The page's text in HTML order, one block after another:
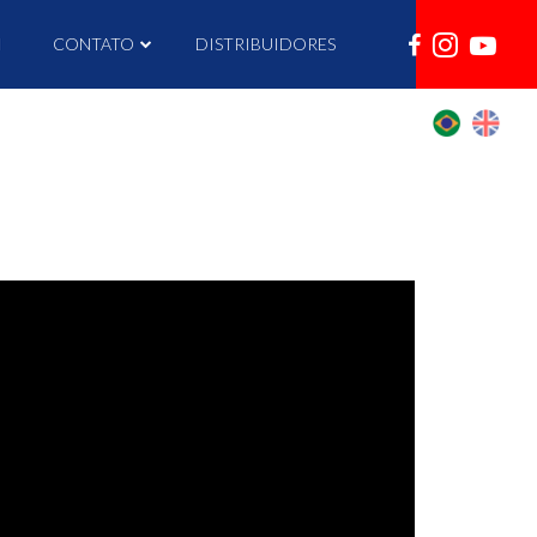
CONTATO DISTRIBUIDORES